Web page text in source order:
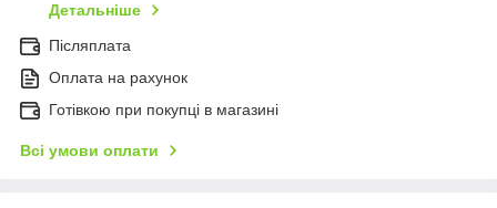
Детальніше
Післяплата
Оплата на рахунок
Готівкою при покупці в магазині
Всі умови оплати